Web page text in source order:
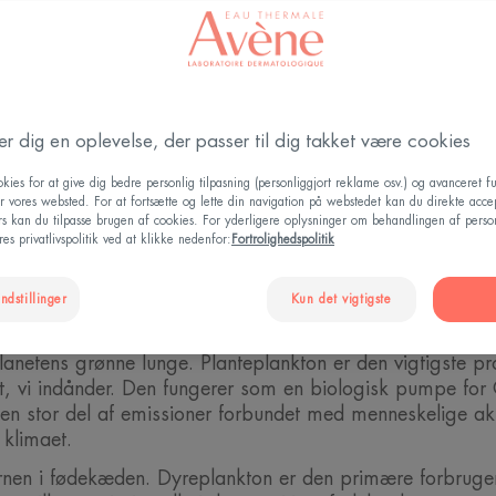
truet
af vores planet. De er hjemsted for en rig kilde
vores klimabalance. Mange populationers og arters
skal faktisk Det maritime økosystem består af flere
ilt- og kuldioxidindholdet i den atmosfære, vi
den maritime biodiversitet. Koraller er et vigtigt
af mange maritime arter.
grønne lunge. Planteplankton er den vigtigste
vi indånder. Den fungerer som en biologisk pumpe
stor del af emissioner forbundet med menneskelige
i fødekæden. Dyreplankton er den primære
dig en oplevelse, der passer til dig takket være cookies
for at give dig bedre personlig tilpasning (personliggjort reklame osv.) og avanceret
vores websted. For at fortsætte og lette din navigation på webstedet kan du direkte
kan du tilpasse brugen af cookies. For yderligere oplysninger om behandlingen af
privatlivspolitik ved at klikke nedenfor: Fortrolighedspolitik
Kun det vigtigste